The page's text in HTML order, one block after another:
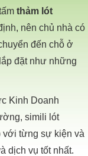
thảm lót
nên chủ nhà có
đến chỗ ở
đặt như những
Kinh Doanh
simili lót
với từng sự kiện và
dịch vụ tốt nhất.